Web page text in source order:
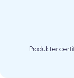
Produkter